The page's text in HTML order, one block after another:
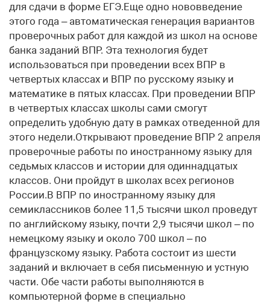
для сдачи в форме ЕГЭ.Еще одно нововведение
этого года – автоматическая генерация вариантов
проверочных работ для каждой из школ на основе
банка заданий ВПР. Эта технология будет
использоваться при проведении всех ВПР в
четвертых классах и ВПР по русскому языку и
математике в пятых классах. При проведении ВПР
в четвертых классах школы сами смогут
определить удобную дату в рамках отведенной для
этого недели.Открывают проведение ВПР 2 апреля
проверочные работы по иностранному языку для
седьмых классов и истории для одиннадцатых
классов. Они пройдут в школах всех регионов
России.В ВПР по иностранному языку для
семиклассников более 11,5 тысячи школ проведут
по английскому языку, почти 2,9 тысячи школ – по
немецкому языку и около 700 школ – по
французскому языку. Работа состоит из шести
заданий и включает в себя письменную и устную
части. Обе части работы выполняются в
компьютерной форме в специально